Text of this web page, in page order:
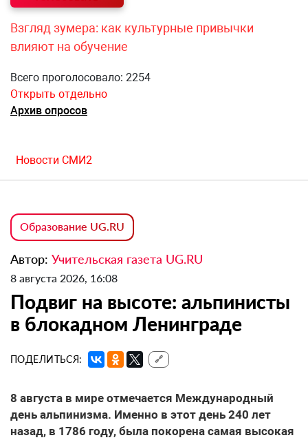
Взгляд зумера: как культурные привычки
влияют на обучение
Всего проголосовало: 2254
Открыть отдельно
Архив опросов
Новости СМИ2
Образование UG.RU
Автор: Учительская газета UG.RU
8 августа 2026, 16:08
Подвиг на высоте: альпинисты
в блокадном Ленинграде
ПОДЕЛИТЬСЯ: 🔗
8 августа в мире отмечается Международный
день альпинизма. Именно в этот день 240 лет
назад, в 1786 году, была покорена самая высокая